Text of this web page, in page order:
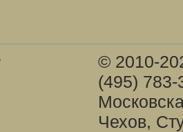
© 2010-
(495)
Чехов,